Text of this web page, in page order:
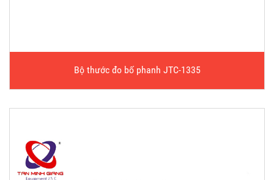
Bộ thước đo bố phanh JTC-1335